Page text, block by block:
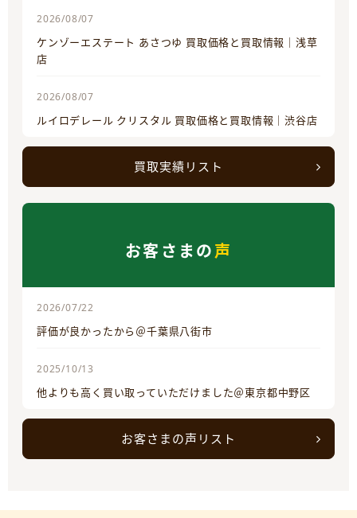
2026/08/07
ケンゾーエステート あさつゆ 買取価格と買取情報｜浅草
店
2026/08/07
ルイロデレール クリスタル 買取価格と買取情報｜渋谷店
買取実績リスト
お客さまの声
2026/07/22
評価が良かったから＠千葉県八街市
2025/10/13
他よりも高く買い取っていただけました＠東京都中野区
お客さまの声リスト